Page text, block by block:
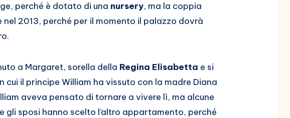
perché è dotato di una nursery, ma la coppia
2013, perché per il momento il palazzo dovrà
a Margaret, sorella della Regina Elisabetta e si
cui il principe William ha vissuto con la madre Diana
aveva pensato di tornare a vivere lì, ma alcune
gli sposi hanno scelto l’altro appartamento, perché